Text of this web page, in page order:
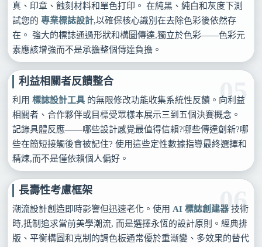
真、印章、蝕刻材料和單色打印。 在純黑、純白和灰度下測
試您的 專業標誌設計,以確保核心識別在去除色彩後依然存
在。 強大的標誌通過形狀和構圖傳達,獨立於色彩——色彩元
素應該增強而不是承擔整個傳達負擔。
05
利益相關者反饋整合
利用 標誌設計工具 的無限修改功能收集系統性反饋。向利益
相關者、合作夥伴或目標受眾樣本展示三到五個決賽概念。
記錄具體反應——哪些設計感覺最值得信賴?哪些傳達創新?哪
些在簡短接觸後會被記住? 使用這些定性數據指導最終選擇和
精煉,而不是僅依賴個人偏好。
06
長壽性考慮框架
潮流設計創造即時影響但迅速老化。使用 AI 標誌創建器 技術
時,抵制追求當前美學潮流, 而是選擇永恆的設計原則。經典排
版、平衡構圖和克制的調色板通常優於重漸變、多效果的替代